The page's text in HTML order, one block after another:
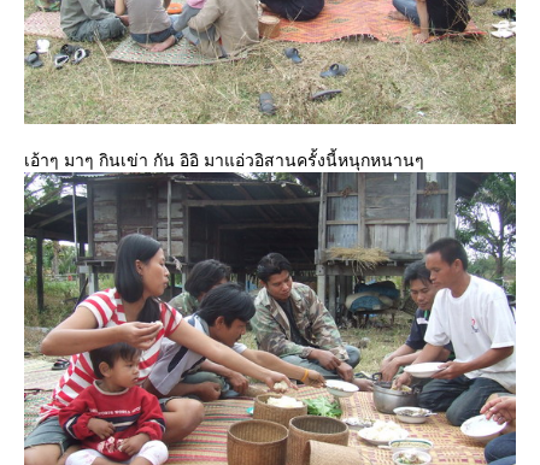
เอ้าๆ มาๆ กินเข่า กัน อิอิ มาแอ่วอิสานครั้งนี้หนุกหนานๆ